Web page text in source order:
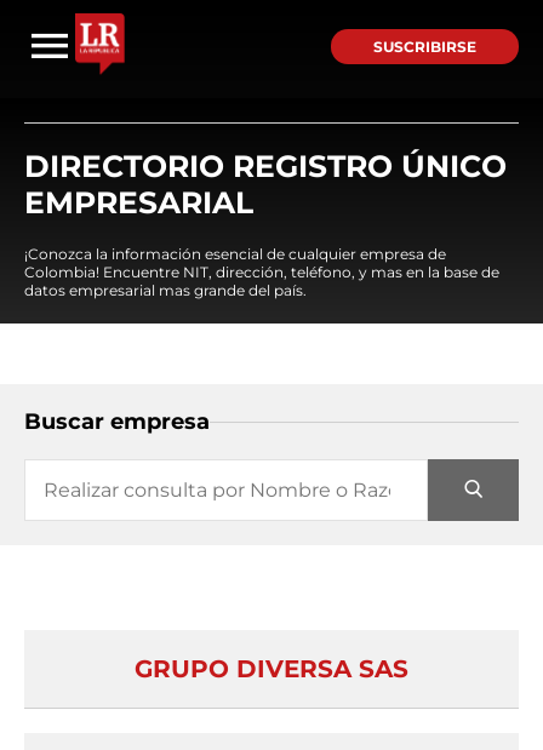
SUSCRIBIRSE
DIRECTORIO REGISTRO ÚNICO
EMPRESARIAL
¡Conozca la información esencial de cualquier empresa de
Colombia! Encuentre NIT, dirección, teléfono, y mas en la base de
datos empresarial mas grande del país.
Buscar empresa
GRUPO DIVERSA SAS